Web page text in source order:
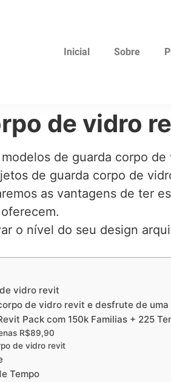
Inicial Sobre
de vidro
de guarda corpo
de guarda corpo de
as vantagens de ter
o nível do seu design
vidro revit
de vidro revit e desfrute de
Pack com 150k Familias + 225
R$89,90
de vidro revit
Tempo